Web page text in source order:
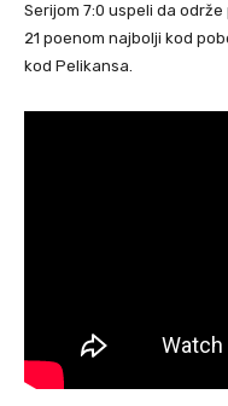
Serijom 7:0 uspeli da
21 poenom najbolji kod
kod Pelikansa.